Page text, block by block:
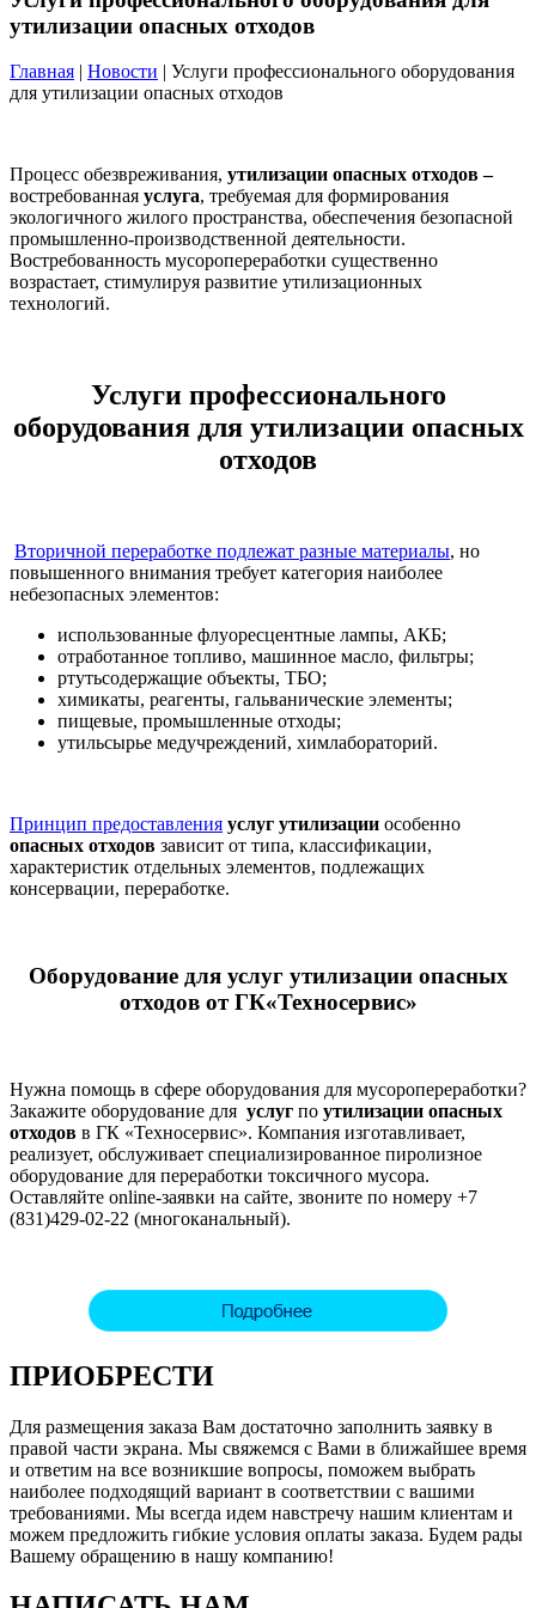
утилизации опасных отходов
Главная | Новости | Услуги профессионального оборудования
для утилизации опасных отходов
Процесс обезвреживания, утилизации опасных отходов –
востребованная услуга, требуемая для формирования
экологичного жилого пространства, обеспечения безопасной
промышленно-производственной деятельности.
Востребованность мусоропереработки существенно
возрастает, стимулируя развитие утилизационных
технологий.
Услуги профессионального
оборудования для утилизации опасных
отходов
Вторичной переработке подлежат разные материалы, но
повышенного внимания требует категория наиболее
небезопасных элементов:
использованные флуоресцентные лампы, АКБ;
отработанное топливо, машинное масло, фильтры;
ртутьсодержащие объекты, ТБО;
химикаты, реагенты, гальванические элементы;
пищевые, промышленные отходы;
утильсырье медучреждений, химлабораторий.
Принцип предоставления услуг утилизации особенно
опасных отходов зависит от типа, классификации,
характеристик отдельных элементов, подлежащих
консервации, переработке.
Оборудование для услуг утилизации опасных
отходовот ГК«Техносервис»
Нужна помощь в сфере оборудования для мусоропереработки?
Закажите оборудование для услуг по утилизации опасных
отходов в ГК «Техносервис». Компания изготавливает,
реализует, обслуживает специализированное пиролизное
оборудование для переработки токсичного мусора.
Оставляйте online-заявки на сайте, звоните по номеру +7
(831)429-02-22 (многоканальный).
ПРИОБРЕСТИ
Для размещения заказа Вам достаточно заполнить заявку в
правой части экрана. Мы свяжемся с Вами в ближайшее время
и ответим на все возникшие вопросы, поможем выбрать
наиболее подходящий вариант в соответствии с вашими
требованиями. Мы всегда идем навстречу нашим клиентам и
можем предложить гибкие условия оплаты заказа. Будем рады
Вашему обращению в нашу компанию!